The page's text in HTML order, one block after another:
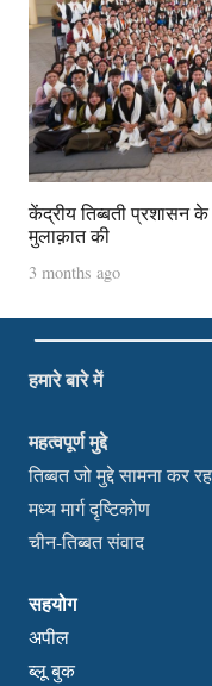
केंद्रीय तिब्बती प्रशासन के
मुलाक़ात की
3 months ago
हमारे बारे में
महत्वपूर्ण मुद्दे
तिब्बत जो मुद्दे सामना कर
मध्य मार्ग दृष्टिकोण
चीन-तिब्बत संवाद
सहयोग
अपील
ब्लू बुक